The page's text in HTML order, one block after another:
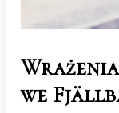
we